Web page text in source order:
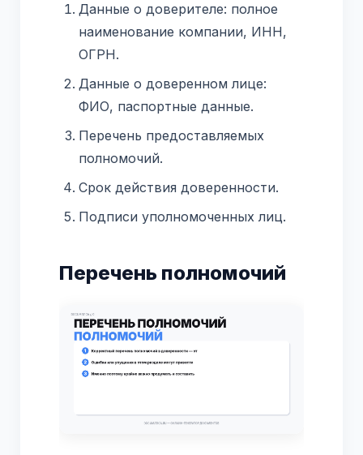
Данные о доверителе: полное
наименование компании, ИНН,
ОГРН.
Данные о доверенном лице:
ФИО, паспортные данные.
Перечень предоставляемых
полномочий.
Срок действия доверенности.
Подписи уполномоченных лиц.
Перечень полномочий